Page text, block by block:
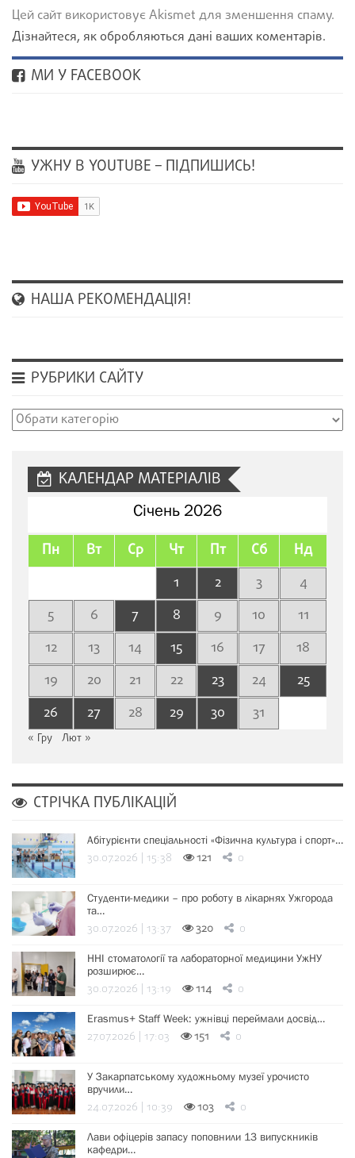
Цей сайт використовує Akismet для зменшення спаму.
Дізнайтеся, як обробляються дані ваших коментарів.
МИ У FACEBOOK
УЖНУ В YOUTUBE – ПІДПИШИСЬ!
НАША РЕКОМЕНДАЦІЯ!
РУБРИКИ САЙТУ
Рубрики
КАЛЕНДАР МАТЕРІАЛІВ
Січень 2026
Пн Вт Ср Чт Пт Сб Нд
1 2 3
4
5
6 7 8 9 10
11
12
13 14 15 16 17
18
19
20 21 22 23 24
25
26
27 28 29 30 31
« Гру Лют »
СТРІЧКА ПУБЛІКАЦІЙ
Абітурієнти спеціальності «Фізична культура і спорт»…
30.07.2026 | 15:38 121 0
Студенти-медики – про роботу в лікарнях Ужгорода
та…
30.07.2026 | 13:37 320 0
ННІ стоматології та лабораторної медицини УжНУ
розширює…
30.07.2026 | 13:19 114 0
Erasmus+ Staff Week: ужнівці переймали досвід…
27.07.2026 | 17:03 151 0
У Закарпатському художньому музеї урочисто
вручили…
24.07.2026 | 10:39 103 0
Лави офіцерів запасу поповнили 13 випускників
кафедри…